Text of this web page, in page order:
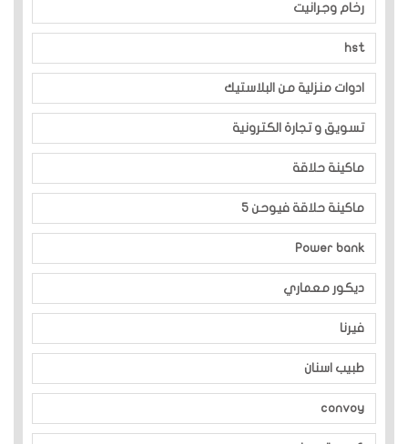
رخام وجرانيت
hst
ادوات منزلية من البلاستيك
تسويق و تجارة الكترونية
ماكينة حلاقة
ماكينة حلاقة فيوحن 5
Power bank
ديكور معماري
فيرنا
طبيب اسنان
convoy